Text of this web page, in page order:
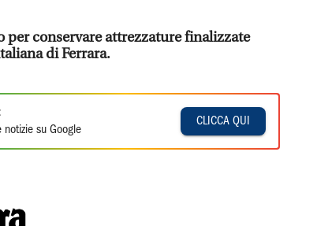
per conservare attrezzature finalizzate
di Ferrara.
notizie su Google
CLICCA QUI